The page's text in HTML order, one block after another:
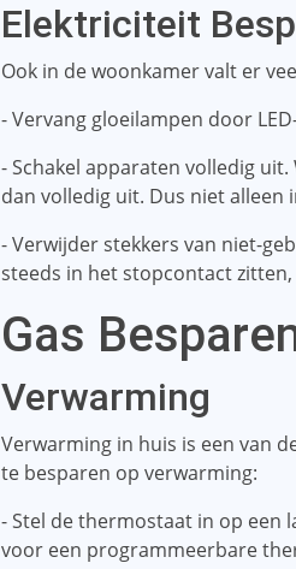
Elektriciteit
Ook in de woonkamer valt er
- Vervang gloeilampen door
- Schakel apparaten volledig
dan volledig uit. Dus niet alleen
- Verwijder stekkers van niet-
steeds in het stopcontact
Gas
Verwarming
Verwarming in huis is een van
te besparen op verwarming:
- Stel de thermostaat in op een
voor een programmeerbare